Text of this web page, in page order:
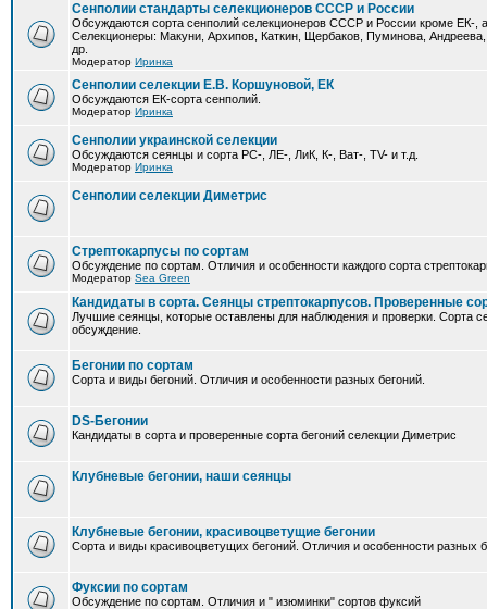
Сенполии стандарты селекционеров СССР и России
Обсуждаются сорта сенполий селекционеров СССР и России кроме ЕК-,
Селекционеры: Макуни, Архипов, Каткин, Щербаков, Пуминова,
др.
Модератор Иринка
Сенполии селекции Е.В. Коршуновой, ЕК
Обсуждаются ЕК-сорта сенполий.
Модератор Иринка
Сенполии украинской селекции
Обсуждаются сеянцы и сорта РС-, ЛЕ-, ЛиК, К-, Ват-, TV- и т.д.
Модератор Иринка
Сенполии селекции Диметрис
Стрептокарпусы по сортам
Обсуждение по сортам. Отличия и особенности каждого сорта
Модератор Sea Green
Кандидаты в сорта. Сеянцы стрептокарпусов. Проверенные
Лучшие сеянцы, которые оставлены для наблюдения и проверки. Сорта
обсуждение.
Бегонии по сортам
Сорта и виды бегоний. Отличия и особенности разных бегоний.
DS-Бегонии
Кандидаты в сорта и проверенные сорта бегоний селекции Диметрис
Клубневые бегонии, наши сеянцы
Клубневые бегонии, красивоцветущие бегонии
Сорта и виды красивоцветущих бегоний. Отличия и особенности разных
Фуксии по сортам
Обсуждение по сортам. Отличия и " изюминки" сортов фуксий